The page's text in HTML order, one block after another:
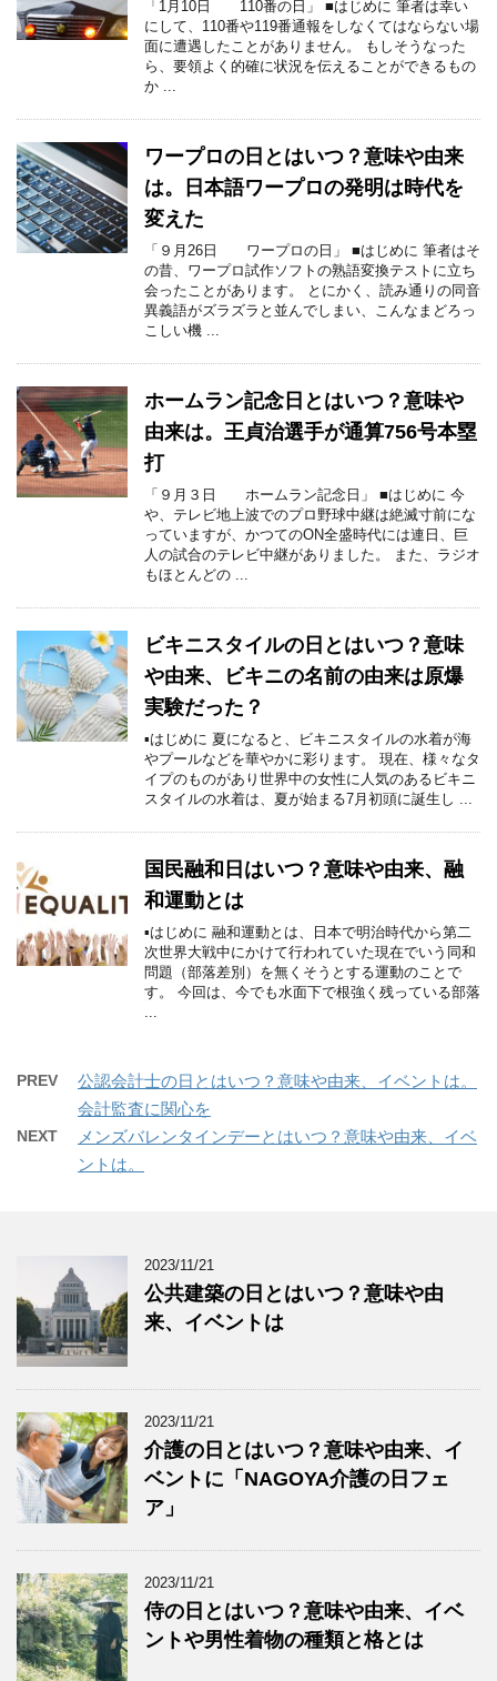
「1月10日 110番の日」 ■はじめに 筆者は幸い
にして、110番や119番通報をしなくてはならない場
面に遭遇したことがありません。 もしそうなった
ら、要領よく的確に状況を伝えることができるもの
か ...
ワープロの日とはいつ？意味や由来
は。日本語ワープロの発明は時代を
変えた
「９月26日 ワープロの日」 ■はじめに 筆者はそ
の昔、ワープロ試作ソフトの熟語変換テストに立ち
会ったことがあります。 とにかく、読み通りの同音
異義語がズラズラと並んでしまい、こんなまどろっ
こしい機 ...
ホームラン記念日とはいつ？意味や
由来は。王貞治選手が通算756号本塁
打
「９月３日 ホームラン記念日」 ■はじめに 今
や、テレビ地上波でのプロ野球中継は絶滅寸前にな
っていますが、かつてのON全盛時代には連日、巨
人の試合のテレビ中継がありました。 また、ラジオ
もほとんどの ...
ビキニスタイルの日とはいつ？意味
や由来、ビキニの名前の由来は原爆
実験だった？
▪はじめに 夏になると、ビキニスタイルの水着が海
やプールなどを華やかに彩ります。 現在、様々なタ
イプのものがあり世界中の女性に人気のあるビキニ
スタイルの水着は、夏が始まる7月初頭に誕生し ...
国民融和日はいつ？意味や由来、融
和運動とは
▪はじめに 融和運動とは、日本で明治時代から第二
次世界大戦中にかけて行われていた現在でいう同和
問題（部落差別）を無くそうとする運動のことで
す。 今回は、今でも水面下で根強く残っている部落
PREV
公認会計士の日とはいつ？意味や由来、イベントは。
会計監査に関心を
NEXT
メンズバレンタインデーとはいつ？意味や由来、イベ
ントは。
2023/11/21
公共建築の日とはいつ？意味や由
来、イベントは
2023/11/21
介護の日とはいつ？意味や由来、イ
ベントに「NAGOYA介護の日フェ
ア」
2023/11/21
侍の日とはいつ？意味や由来、イベ
ントや男性着物の種類と格とは